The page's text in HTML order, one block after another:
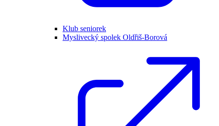
Klub seniorek
Myslivecký spolek Oldřiš-Borová